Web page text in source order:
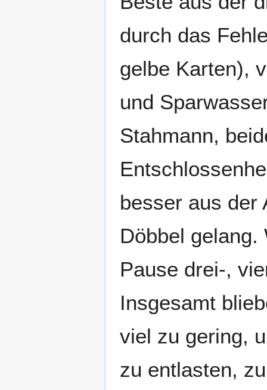
durch das
gelbe Karten),
und
Stahmann,
besser aus der
Döbbel
Pause drei-,
Insgesamt
viel zu gering,
zu entlasten,